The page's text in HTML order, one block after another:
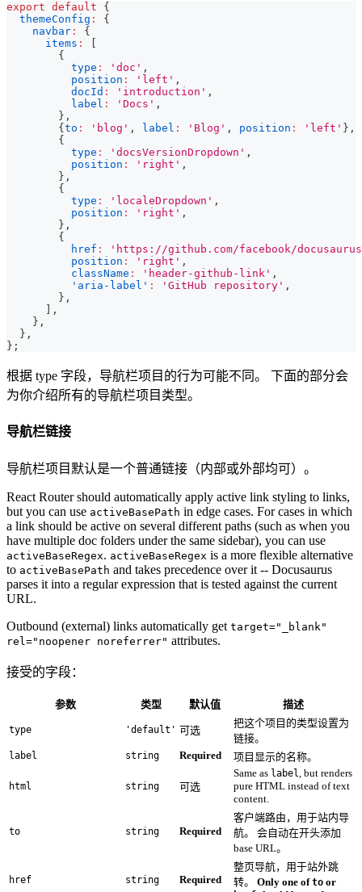
export default
{
themeConfig :
{
navbar :
{
items :
{
type : 'doc' ,
position : 'left' ,
docId : 'introduction' ,
label : 'Docs' ,
} ,
{ to : 'blog' , label : 'Blog' , position : 'left' } ,
{
type : 'docsVersionDropdown' ,
position : 'right' ,
} ,
{
type : 'localeDropdown' ,
position : 'right' ,
} ,
{
href :
'https://github.com/facebook/
position : 'right' ,
className : 'header-github-link' ,
'aria-label' : 'GitHub repository' ,
} ,
,
} ,
} ,
} ;
根据 type 字段，导航栏项目的行为可能不同。 下面的部分会
为你介绍所有的导航栏项目类型。
导航栏链接
导航栏项目默认是一个普通链接（内部或外部均可）。
React Router should automatically apply active link styling to links,
but you can use activeBasePath in edge cases. For cases in which
a link should be active on several different paths (such as when you
have multiple doc folders under the same sidebar), you can use
activeBaseRegex. activeBaseRegex is a more flexible alternative
to activeBasePath and takes precedence over it -- Docusaurus
parses it into a regular expression that is tested against the current
URL.
Outbound (external) links automatically get target="_blank"
rel="noopener noreferrer" attributes.
接受的字段：
参数 类型 默认值 描述
type 'default' 可选
把这个项目的类型设置为
链接。
label string Required 项目显示的名称。
html string 可选
Same as label , but renders
pure HTML instead of text
content.
to string Required
客户端路由，用于站内导
航。 会自动在开头添加
base URL。
href string Required
整页导航，用于站外跳
转。 Only one ofto or